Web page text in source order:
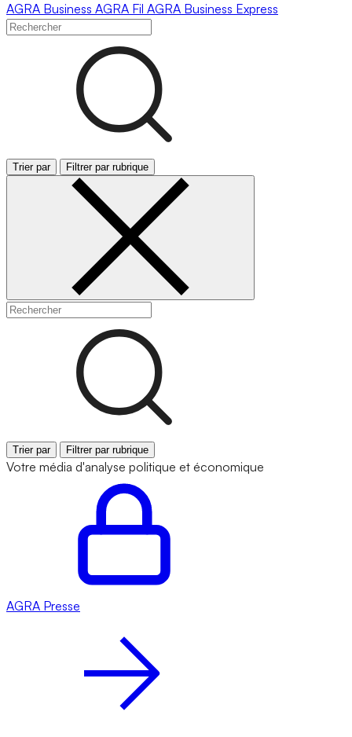
AGRA Business AGRA Fil AGRA Business Express
Trier par Filtrer par rubrique
Trier par Filtrer par rubrique
Votre média d'analyse politique et économique
AGRA Presse